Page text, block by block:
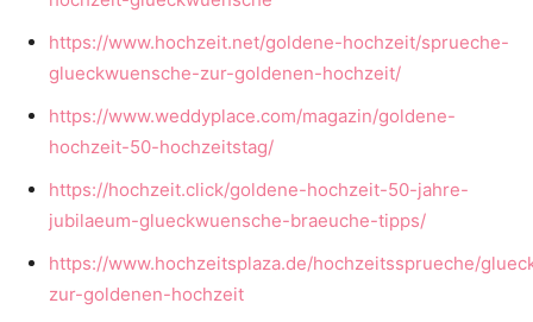
https://www.hochzeit.net/goldene-hochzeit/sprueche-
glueckwuensche-zur-goldenen-hochzeit/
https://www.weddyplace.com/magazin/goldene-
hochzeit-50-hochzeitstag/
https://hochzeit.click/goldene-hochzeit-50-jahre-
jubilaeum-glueckwuensche-braeuche-tipps/
https://www.hochzeitsplaza.de/hochzeitssprueche/
zur-goldenen-hochzeit